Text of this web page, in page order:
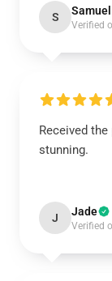
S Samuel
Verified
Received
stunning.
J Jade
Verified